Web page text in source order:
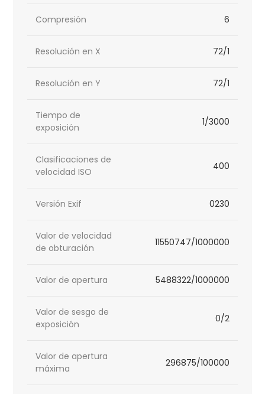
Compresión 6
Resolución en X 72/1
Resolución en Y 72/1
Tiempo de
exposición
1/3000
Clasificaciones de
velocidad ISO
400
Versión Exif 0230
Valor de velocidad
de obturación
11550747/1000000
Valor de apertura 5488322/1000000
Valor de sesgo de
exposición
0/2
Valor de apertura
máxima
296875/100000